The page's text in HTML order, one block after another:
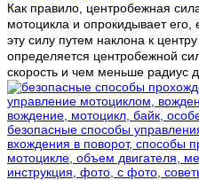
Как правило, центробежная
мотоцикла и опрокидывает его,
эту силу путем наклона к
определяется центробежной
скорость и чем меньше радиус